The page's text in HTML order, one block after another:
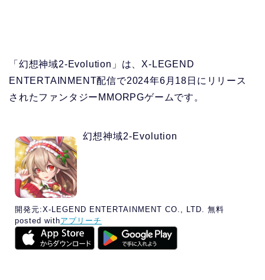
「幻想神域2-Evolution」 は、X-LEGEND
ENTERTAINMENT配信で2024年6月18日にリリース
されたファンタジーMMORPGゲームです。
幻想神域2-Evolution
開発元:X-LEGEND ENTERTAINMENT CO., LTD. 無料
posted withアプリーチ